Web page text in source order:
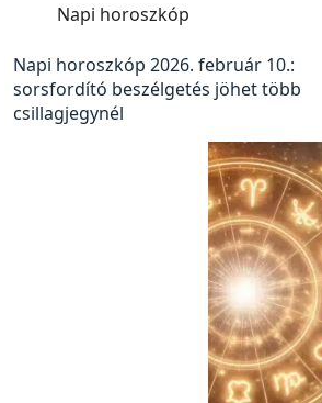
Napi horoszkóp
Napi horoszkóp 2026. február 10.:
sorsfordító beszélgetés jöhet több
csillagjegynél